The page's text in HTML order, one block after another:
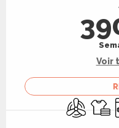
Voir
Air